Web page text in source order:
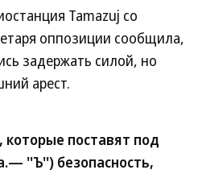
Tamazuj со
оппозиции сообщила,
задержать силой, но
арест.
поставят под
''Ъ'') безопасность,